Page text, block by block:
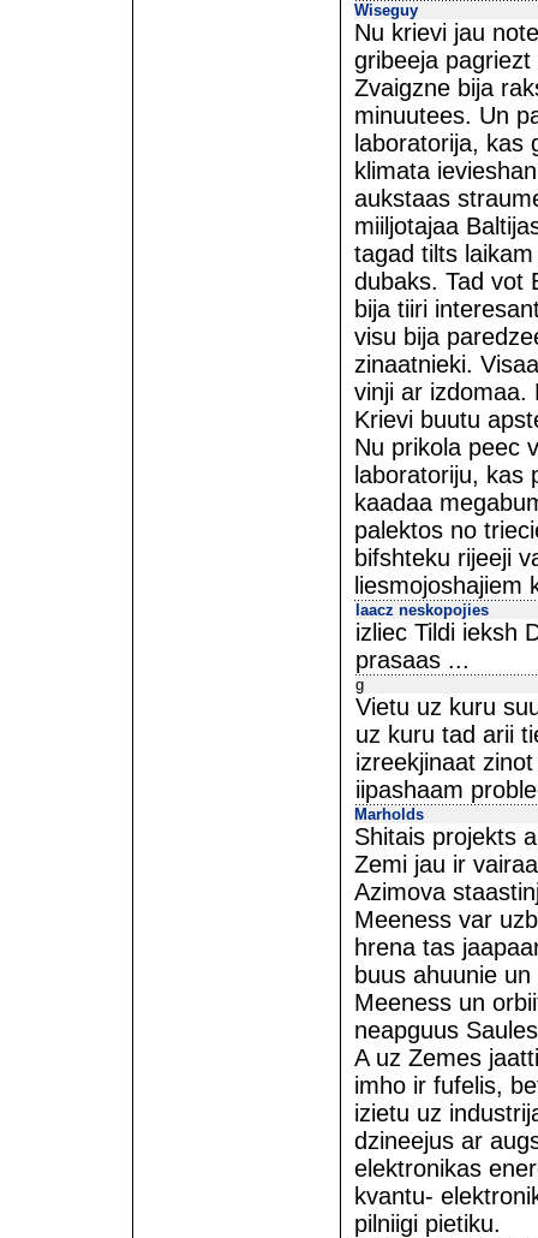
Wiseguy
Nu krievi jau
gribeeja
Zvaigzne bija
minuutees. Un
laboratorija, kas
klimata
aukstaas
miiljotajaa
tagad tilts
dubaks. Tad vot
bija tiiri
visu bija
zinaatnieki.
vinji ar izdomaa.
Krievi buutu
Nu prikola peec
laboratoriju, kas
kaadaa
palektos no
bifshteku rijeeji
liesmojoshajiem
laacz neskopojies
izliec Tildi ieksh
prasaas ...
g
Vietu uz kuru
uz kuru tad arii
izreekjinaat
iipashaam
Marholds
Shitais projekts
Zemi jau ir
Azimova
Meeness var
hrena tas
buus ahuunie
Meeness un
neapguus
A uz Zemes
imho ir fufelis,
izietu uz
dzineejus ar
elektronikas
kvantu-
pilniigi pietiku.